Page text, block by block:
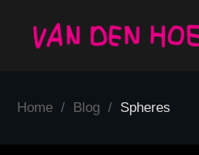
Home / Blog / Spheres